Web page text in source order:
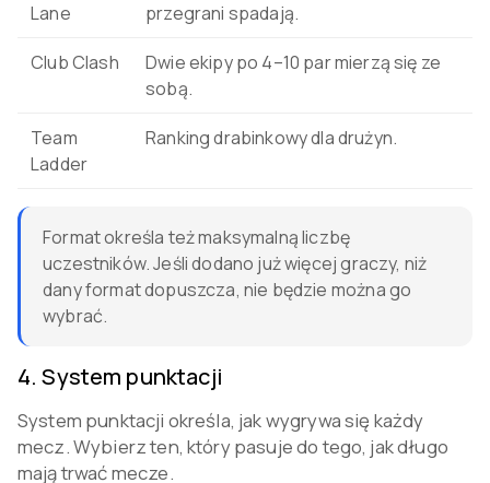
Lane
przegrani spadają.
Club Clash
Dwie ekipy po 4–10 par mierzą się ze
sobą.
Team
Ladder
Ranking drabinkowy dla drużyn.
Format określa też maksymalną liczbę
uczestników. Jeśli dodano już więcej graczy, niż
dany format dopuszcza, nie będzie można go
wybrać.
4.System punktacji
System punktacji określa, jak wygrywa się każdy
mecz. Wybierz ten, który pasuje do tego, jak długo
mają trwać mecze.